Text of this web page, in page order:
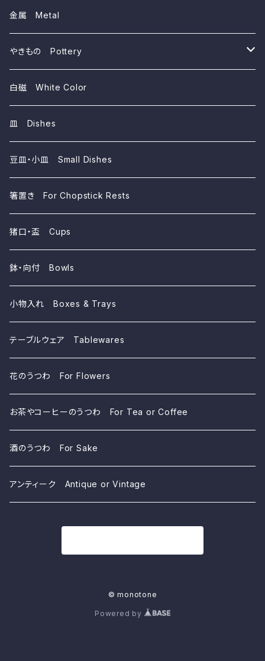
~3,000yen
~1,000yen
金属 Metal
やきもの Pottery
磁器 Porcelains
陶器 Ceramics
白磁 White Color
皿 Dishes
豆皿・小皿 Small Dishes
箸置き For Chopstick Rests
猪口・盃 Cups
鉢・向付 Bowls
小物入れ Boxes & Trays
テーブルウェア Tablewares
花のうつわ For Flowers
お茶やコーヒーのうつわ For Tea or Coffee
酒のうつわ For Sake
アンティーク Antique or Vintage
© monotone
Powered by